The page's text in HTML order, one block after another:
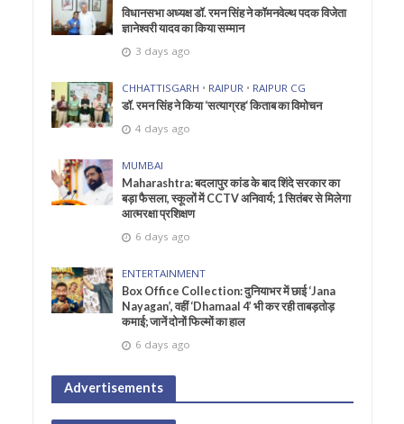
विधानसभा अध्यक्ष डॉ. रमन सिंह ने कॉमनवेल्थ पदक विजेता
ज्ञानेश्वरी यादव का किया सम्मान
3 days ago
CHHATTISGARH • RAIPUR • RAIPUR CG
डॉ. रमन सिंह ने किया ‘सत्याग्रह‘ किताब का विमोचन
4 days ago
MUMBAI
Maharashtra: बदलापुर कांड के बाद शिंदे सरकार का
बड़ा फैसला, स्कूलों में CCTV अनिवार्य; 1 सितंबर से मिलेगा
आत्मरक्षा प्रशिक्षण
6 days ago
ENTERTAINMENT
Box Office Collection: दुनियाभर में छाई ‘Jana
Nayagan’, वहीं ‘Dhamaal 4’ भी कर रही ताबड़तोड़
कमाई; जानें दोनों फिल्मों का हाल
6 days ago
Advertisements